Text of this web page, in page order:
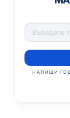
НАПИШИ